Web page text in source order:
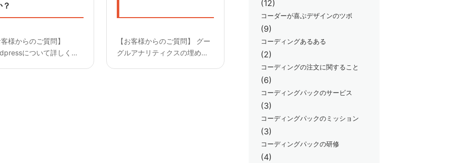
様からのご質問】
について詳しくな
【お客様からのご質問】 グー
グルアナリティクスの埋め込
(12)
コーダーが喜ぶデザインのツボ
(9)
コーディングあるある
(2)
コーディングの注文に関すること
(6)
コーディングパックのサービス
(3)
コーディングパックのミッション
(3)
コーディングパックの研修
(4)